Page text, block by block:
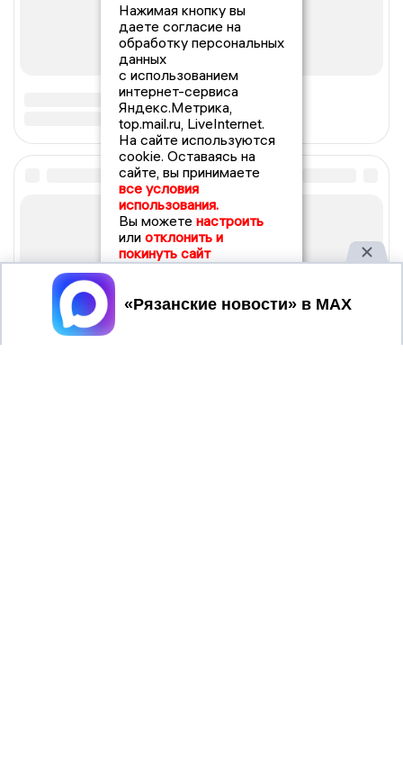
Нажимая кнопку вы
даете согласие на
обработку персональных
данных
с использованием
интернет-сервиса
Яндекс.Метрика,
top.mail.ru, LiveInternet.
На сайте используются
cookie. Оставаясь на
сайте, вы принимаете
все условия
использования.
Вы можете настроить
или отклонить и
покинуть сайт
Принять